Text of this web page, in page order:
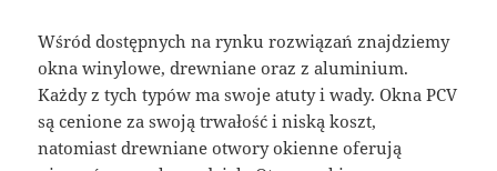
Wśród dostępnych na rynku rozwiązań znajdziemy
okna winylowe, drewniane oraz z aluminium.
Każdy z tych typów ma swoje atuty i wady. Okna PCV
są cenione za swoją trwałość i niską koszt,
natomiast drewniane otwory okienne oferują